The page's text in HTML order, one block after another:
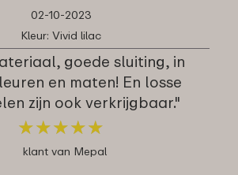
02-10-2023
Kleur: Vivid lilac
goede sluiting, in
en maten! En losse
zijn ook verkrijgbaar."
★★★★★
★★★★★
klant van Mepal